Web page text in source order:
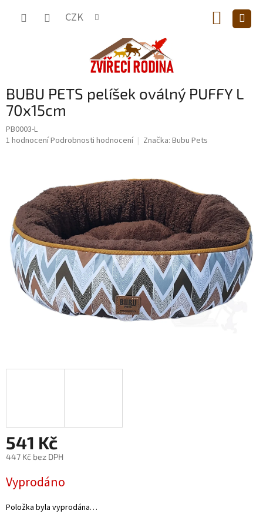
CZK
KOŠÍK
BUBU PETS pelíšek oválný PUFFY L
70x15cm
PB0003-L
Průměrné
hvězdiček.
1 hodnoceníPodrobnosti hodnocení Značka: Bubu Pets
541 Kč
447 Kč bez DPH
cena:
Vyprodáno
Položka byla vyprodána…